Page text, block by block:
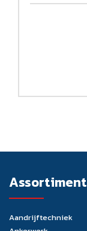
Assortiment
Aandrijftechniek